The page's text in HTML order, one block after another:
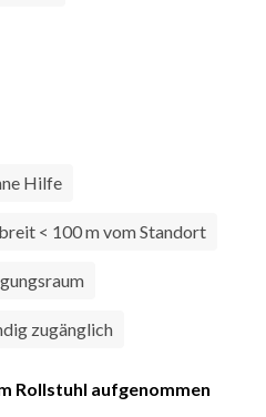
Hilfe
< 100 m vom Standort
zugänglich
Rollstuhl aufgenommen